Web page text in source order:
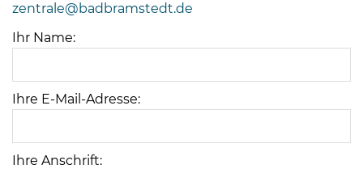
zentrale@badbramstedt.de
Ihr Name:
Ihre E-Mail-Adresse:
Ihre Anschrift: